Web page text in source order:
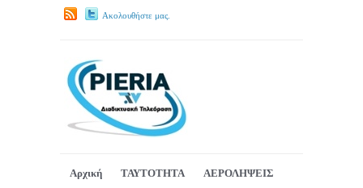
Ακολουθήστε μας.
Αρχική ΤΑΥΤΟΤΗΤΑ
ΑΕΡΟΛΗΨΕΙΣ